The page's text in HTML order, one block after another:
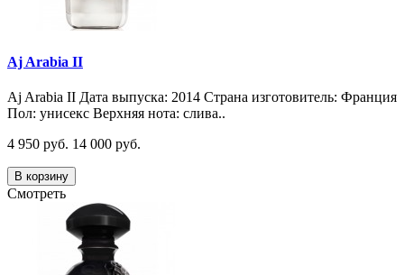
Aj Arabia II
Aj Arabia II Дата выпуска: 2014 Страна изготовитель: Франция
Пол: унисекс Верхняя нота: слива..
4 950 руб. 14 000 руб.
В корзину
Смотреть